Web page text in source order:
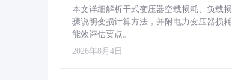
本文详细解析干式变压器空载损耗、负载
骤说明变损计算方法，并附电力变压器损
能效评估要点。
2026年8月4日